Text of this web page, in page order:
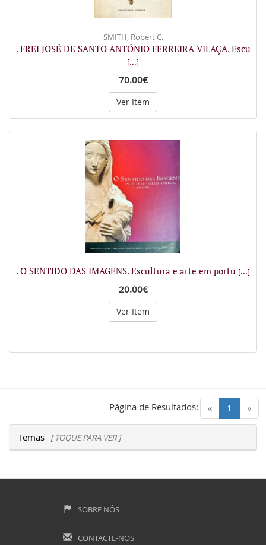
SMITH, Robert C.
. FREI JOSÉ DE SANTO ANTÓNIO FERREIRA VILAÇA. Escu
[...]
70.00€
Ver Item
. O SENTIDO DAS IMAGENS. Escultura e arte em portu [...]
20.00€
Ver Item
« 1 (current)
»
Página de Resultados:
Temas [ TOQUE PARA VER ]
SOBRE NÓS
CONTACTE-NOS